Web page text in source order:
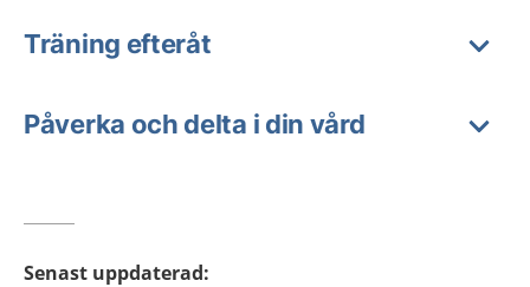
Träning efteråt
Påverka och delta i din vård
Senast uppdaterad: